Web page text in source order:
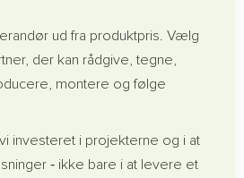
ud fra produktpris. Vælg
der kan rådgive, tegne,
montere og følge
investeret i projekterne og i at
‐ ikke bare i at levere et